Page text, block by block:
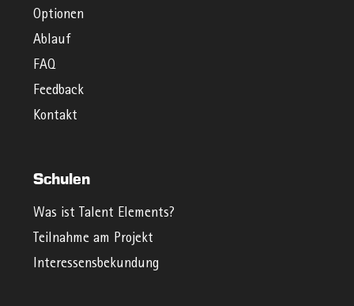
Optionen
Ablauf
FAQ
Feedback
Kontakt
Schulen
Was ist Talent Elements?
Teilnahme am Projekt
Interessensbekundung